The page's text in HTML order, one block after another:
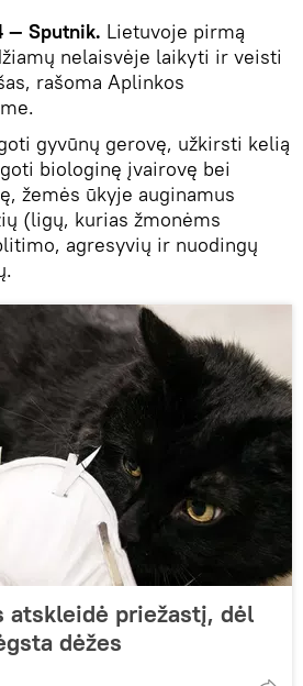
— Sputnik. Lietuvoje pirmą
nelaisvėje laikyti ir veisti
rašoma Aplinkos
gyvūnų gerovę, užkirsti kelią
biologinę įvairovę bei
žemės ūkyje auginamus
(ligų, kurias žmonėms
agresyvių ir nuodingų
atskleidė priežastį, dėl
dėžes